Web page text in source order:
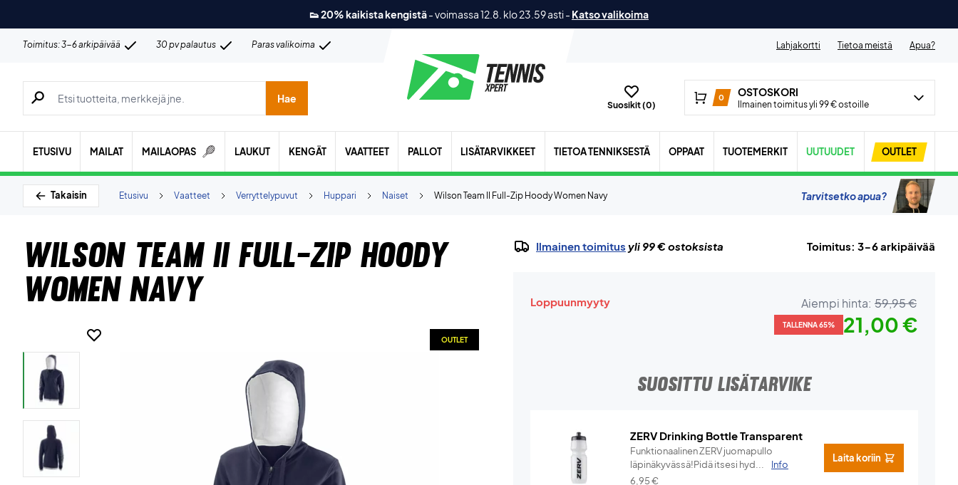
👟 20% kaikista kengistä-voimassa 12.8. klo 23.59 asti- Katso valikoima
Toimitus: 3-6 arkipäivää 30 pv palautus Paras valikoima Lahjakortti Tietoa meistä Apua?
Hae tuotteita, merkkejä jne.
Hae
Suosikit (0)
0 OSTOSKORI
Ilmainen toimitus yli 99 € ostoille
ETUSIVU MAILAT MAILAOPAS LAUKUT KENGÄT VAATTEET PALLOT LISÄTARVIKKEET TIETOA TENNIKSESTÄ OPPAAT TUOTEMERKIT UUTUUDET OUTLET
Takaisin Wilson Team II Full-Zip Hoody Women Navy
Naiset
Huppari
Verryttelypuvut
Vaatteet
Etusivu Tarvitsetko apua?
Wilson Team II Full-Zip Hoody
Women Navy
OUTLET
Ilmainen toimitus yli 99 € ostoksista Toimitus: 3-6 arkipäivää
Loppuunmyyty Aiempi hinta: 59,95 €
TALLENNA 65% 21,00 €
SUOSITTU LISÄTARVIKE
ZERV Drinking Bottle Transparent
Funktionaalinen ZERV juomapullo
läpinäkyvässä!Pidä itsesi hyd...
Info
6,95€
Laita koriin